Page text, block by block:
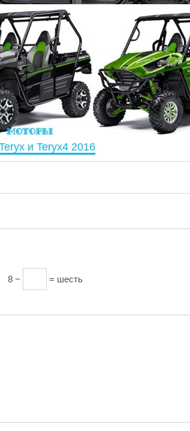
и Teryx4 2016
8 − = шесть